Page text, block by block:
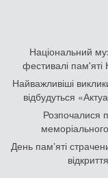
Національний
фестивалі
Найважливіші
відбудуться
Розпочалися
День памʼяті